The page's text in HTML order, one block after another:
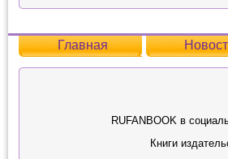
Главная
RUFANBOOK в
Книги